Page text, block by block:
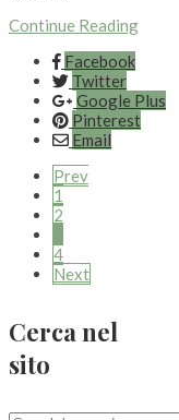
Continue Reading
Facebook
Twitter
Google Plus
Pinterest
Email
Prev
1
2
4
Next
Cerca nel
sito